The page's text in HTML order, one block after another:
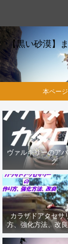
【黒い砂漠】
本ペー
ヴァルキリーのア
グ
カラザドアクセサ
方、強化方法、改
とめ【黒い砂漠冒